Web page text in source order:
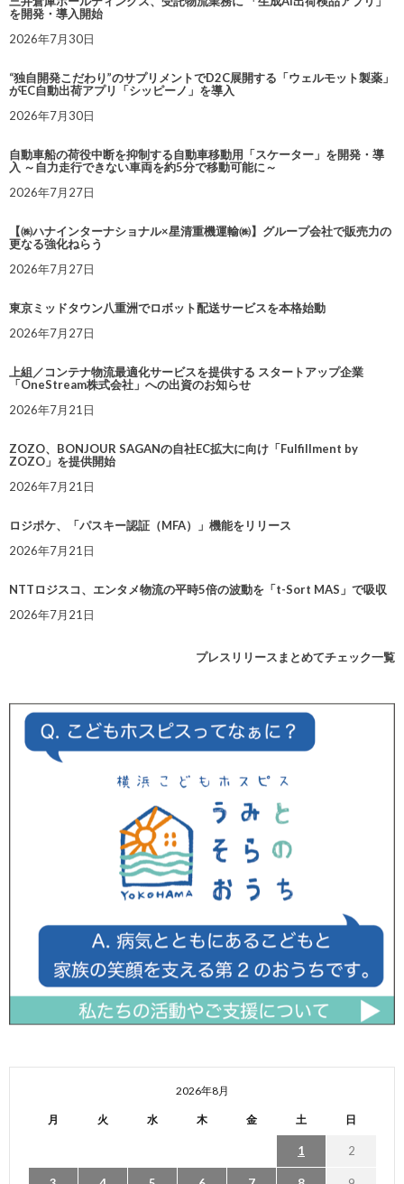
を開発・導入開始
2026年7月30日
“独自開発こだわり”のサプリメントでD2C展開する「ウェルモット製薬」
がEC自動出荷アプリ「シッピーノ」を導入
2026年7月30日
自動車船の荷役中断を抑制する自動車移動用「スケーター」を開発・導
入 ～自力走行できない車両を約5分で移動可能に～
2026年7月27日
【㈱ハナインターナショナル×星清重機運輸㈱】グループ会社で販売力の
更なる強化ねらう
2026年7月27日
東京ミッドタウン八重洲でロボット配送サービスを本格始動
2026年7月27日
上組／コンテナ物流最適化サービスを提供する スタートアップ企業
「OneStream株式会社」への出資のお知らせ
2026年7月21日
ZOZO、BONJOUR SAGANの自社EC拡大に向け「Fulfillment by
ZOZO」を提供開始
2026年7月21日
ロジポケ、「パスキー認証（MFA）」機能をリリース
2026年7月21日
NTTロジスコ、エンタメ物流の平時5倍の波動を「t-Sort MAS」で吸収
2026年7月21日
プレスリリースまとめてチェック一覧
2026年8月
月 火 水 木 金 土 日
1 2